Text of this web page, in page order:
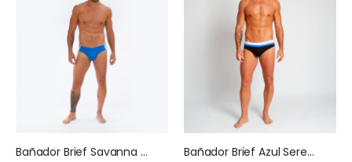
Bañador Brief Savanna Night Bañador Brief Azul Serengeti Strech